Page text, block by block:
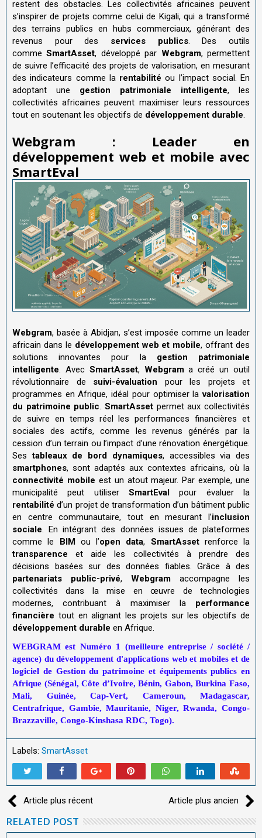
restent des obstacles. Les collectivités africaines peuvent
s’inspirer de projets comme celui de Kigali, qui a transformé
des terrains publics en hubs commerciaux, générant des
revenus pour des services publics. Des outils
commeSmartAsset, développé par Webgram, permettent
de suivre l’efficacité des projets de valorisation, en mesurant
des indicateurs comme la rentabilité ou l’impact social. En
adoptant une gestion patrimoniale intelligente, les
collectivités africaines peuvent maximiser leurs ressources
tout en soutenant les objectifs de développement durable.
Webgram : Leader en
développement web et mobile avec
SmartEval
Webgram, basée à Abidjan, s’est imposée comme un leader
africain dans le développement web et mobile, offrant des
solutions innovantes pour la gestion patrimoniale
intelligente. Avec SmartAsset, Webgrama créé un outil
révolutionnaire de suivi-évaluation pour les projets et
programmes en Afrique, idéal pour optimiser lavalorisation
du patrimoine public.SmartAsset permet aux collectivités
de suivre en temps réel les performances financières et
sociales des actifs, comme les revenus générés par la
cession d’un terrain ou l’impact d’une rénovation énergétique.
Sestableaux de bord dynamiques, accessibles via des
smartphones, sont adaptés aux contextes africains, où la
connectivité mobile est un atout majeur. Par exemple, une
municipalité peut utiliser SmartEval
pour évaluer la
rentabilité d’un projet de transformation d’un bâtiment public
en centre communautaire, tout en mesurant l’inclusion
sociale. En intégrant des données issues de plateformes
comme le
BIM ou l’open data, SmartAssetrenforce la
transparence et aide les collectivités à prendre des
décisions basées sur des données fiables. Grâce à des
partenariats public-privé, Webgram accompagne les
collectivités dans la mise en œuvre de technologies
modernes, contribuant à maximiser la performance
financière tout en alignant les projets sur les objectifs de
développement durable en Afrique.
WEBGRAM est Numéro 1 (meilleure entreprise / société /
agence) du développement d'applications web et mobiles et de
logiciel de Gestion du patrimoine et équipements publics en
Afrique (Sénégal, Côte d’Ivoire, Bénin, Gabon, Burkina Faso,
Mali, Guinée, Cap-Vert, Cameroun, Madagascar,
Centrafrique, Gambie, Mauritanie, Niger, Rwanda, Congo-
Brazzaville, Congo-Kinshasa RDC, Togo).
Labels: SmartAsset
Article plus récent Article plus ancien
RELATED POST